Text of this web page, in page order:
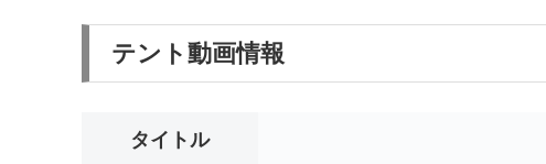
テント動画情報
タイトル